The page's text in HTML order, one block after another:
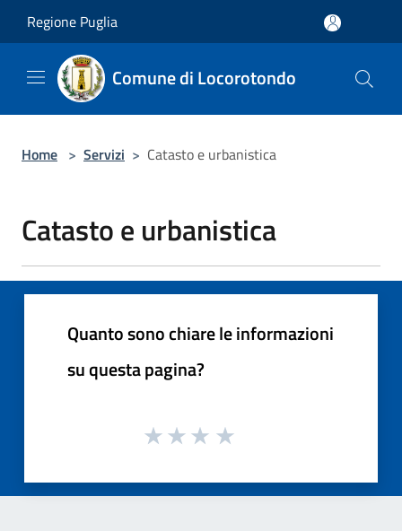
Regione Puglia
Comune di Locorotondo
Home > Servizi > Catasto e urbanistica
Catasto e urbanistica
Quanto sono chiare le informazioni
su questa pagina?